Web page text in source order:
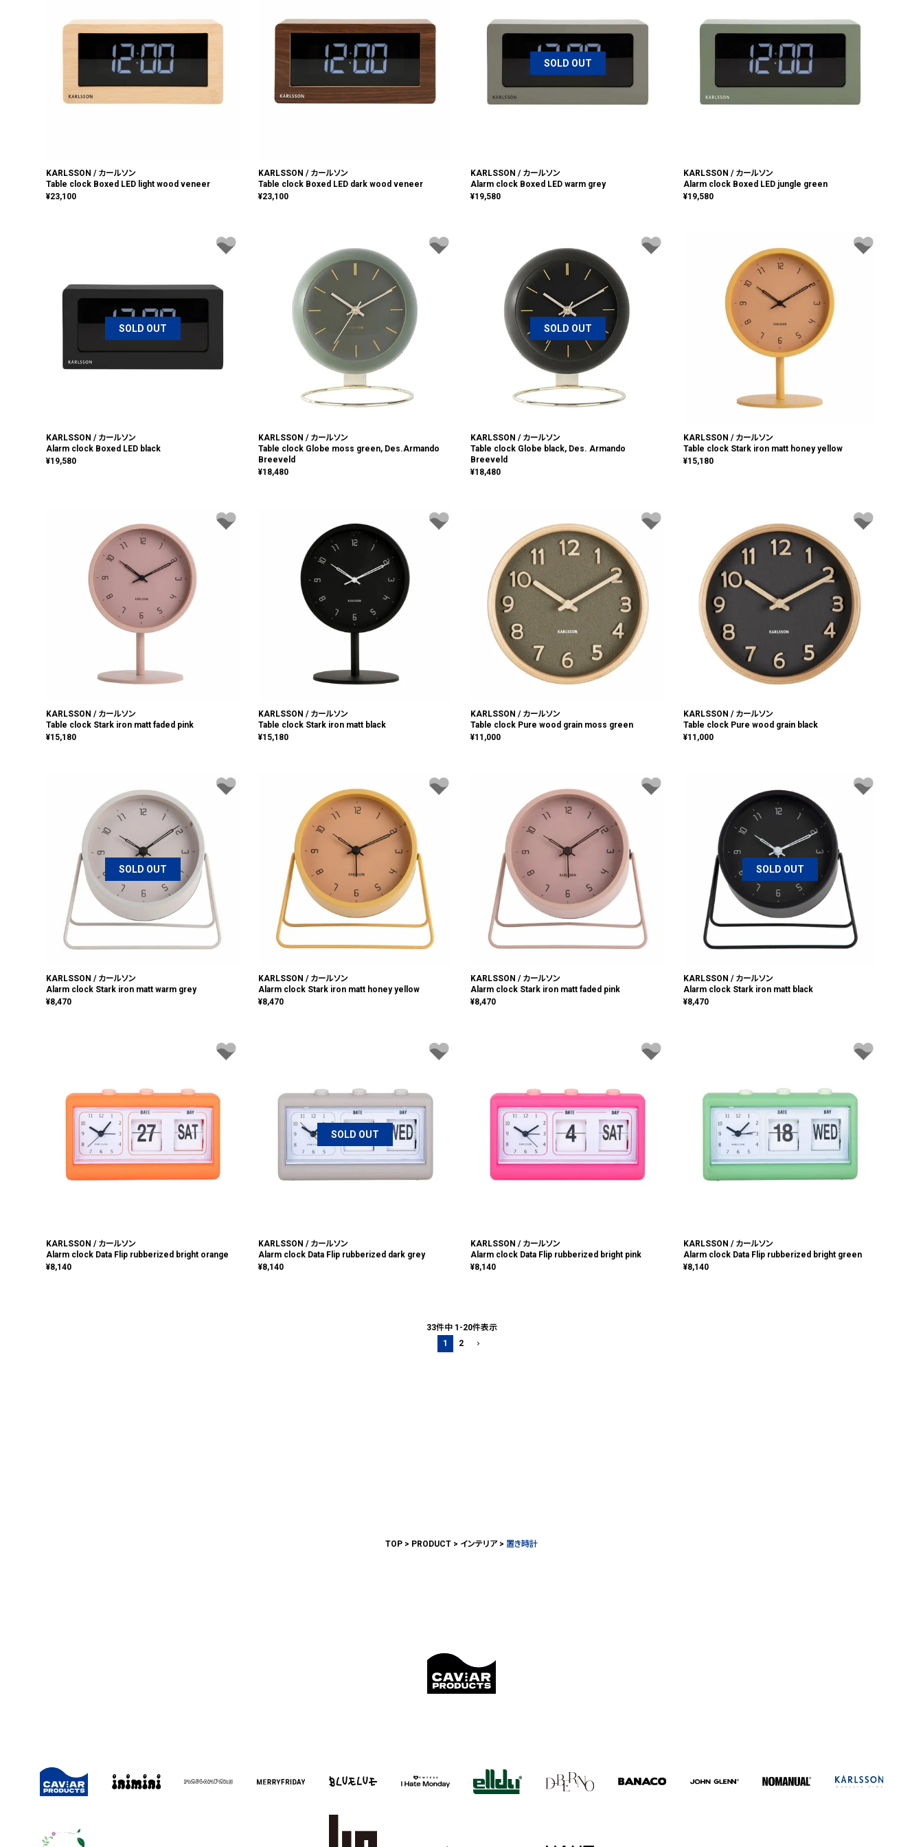
KARLSSON / カールソン
Table clock Boxed LED light wood veneer
¥23,100
KARLSSON / カールソン
Table clock Boxed LED dark wood veneer
¥23,100
SOLD OUT
KARLSSON / カールソン
Alarm clock Boxed LED warm grey
¥19,580
KARLSSON / カールソン
Alarm clock Boxed LED jungle green
¥19,580
SOLD OUT
KARLSSON / カールソン
Alarm clock Boxed LED black
¥19,580
KARLSSON / カールソン
Table clock Globe moss green, Des.Armando
Breeveld
¥18,480
SOLD OUT
KARLSSON / カールソン
Table clock Globe black, Des. Armando
Breeveld
¥18,480
KARLSSON / カールソン
Table clock Stark iron matt honey yellow
¥15,180
KARLSSON / カールソン
Table clock Stark iron matt faded pink
¥15,180
KARLSSON / カールソン
Table clock Stark iron matt black
¥15,180
KARLSSON / カールソン
Table clock Pure wood grain moss green
¥11,000
KARLSSON / カールソン
Table clock Pure wood grain black
¥11,000
SOLD OUT
KARLSSON / カールソン
Alarm clock Stark iron matt warm grey
¥8,470
KARLSSON / カールソン
Alarm clock Stark iron matt honey yellow
¥8,470
KARLSSON / カールソン
Alarm clock Stark iron matt faded pink
¥8,470
SOLD OUT
KARLSSON / カールソン
Alarm clock Stark iron matt black
¥8,470
KARLSSON / カールソン
Alarm clock Data Flip rubberized bright orange
¥8,140
SOLD OUT
KARLSSON / カールソン
Alarm clock Data Flip rubberized dark grey
¥8,140
KARLSSON / カールソン
Alarm clock Data Flip rubberized bright pink
¥8,140
KARLSSON / カールソン
Alarm clock Data Flip rubberized bright green
¥8,140
33件中 1 -20件表示
1
2
TOP PRODUCT インテリア 置き時計